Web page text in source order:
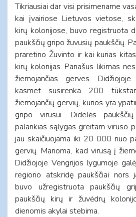
Tikriausiai dar visi prisimename
kai įvairiose Lietuvos vietose,
kirų kolonijose, buvo registruota
paukščių gripo žuvusių paukščių.
praretino Žuvinto ir kai kurias
kirų kolonijas. Panašus likimas
žiemojančias gerves.
kasmet susirenka 200
žiemojančių gervių, kurios yra
gripo virusui. Didelės
palankias sąlygas greitam viruso
jau skaičiuojama iki 20 000 nuo
gervių. Manoma, kad virusą į
Didžiojoje Vengrijos lygumoje
regiono atskridę paukščiai nors
buvo užregistruota paukščių
paukščių kirų ir žuvėdrų
dienomis akylai stebima.